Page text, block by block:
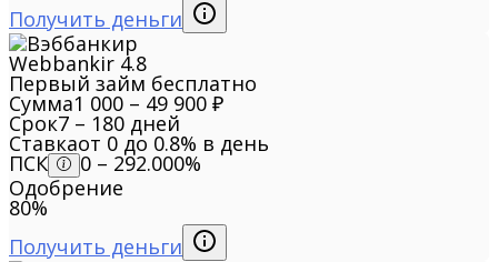
Получить деньги
Webbankir 4.8
Первый займ бесплатно
Сумма1 000 – 49 900 ₽
Срок7 – 180 дней
Ставкаот 0 до 0.8% в день
ПСК
0 – 292.000%
Одобрение
80%
Получить деньги